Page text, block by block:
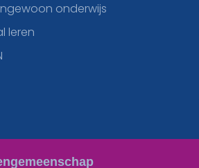
onderwijs
leren